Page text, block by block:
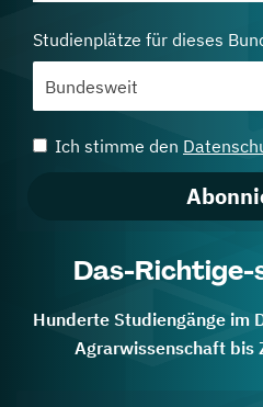
Studienplätze für dieses
Ich stimme den
Das-
Hunderte Studiengänge im
Agrarwissenschaft bis